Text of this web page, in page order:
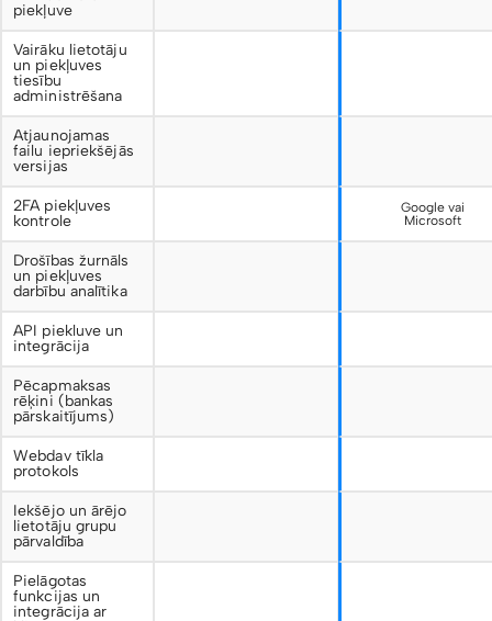
piekļuve
Vairāku lietotāju
un piekļuves
tiesību
administrēšana
Atjaunojamas
failu iepriekšējās
versijas
2FA piekļuves
kontrole
Google vai
Microsoft
Drošības žurnāls
un piekļuves
darbību analītika
API piekluve un
integrācija
Pēcapmaksas
rēķini (bankas
pārskaitījums)
Webdav tīkla
protokols
Iekšējo un ārējo
lietotāju grupu
pārvaldība
Pielāgotas
funkcijas un
integrācija ar